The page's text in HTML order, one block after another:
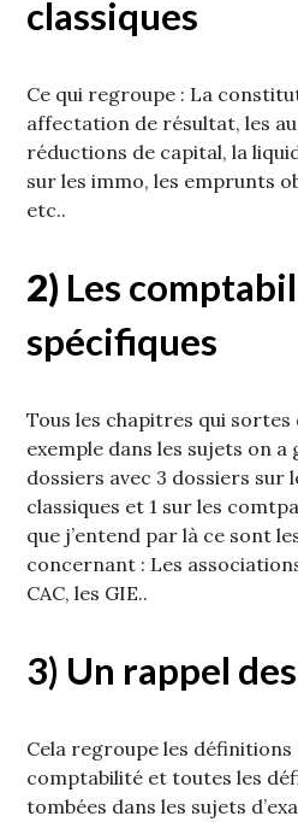
classiques
Ce qui regroupe : La
affectation de résultat, les
réductions de capital, la
sur les immo, les emprunts
etc..
2) Les
spécifiques
Tous les chapitres qui sortes
exemple dans les sujets on
dossiers avec 3 dossiers sur
classiques et 1 sur les
que j’entend par là ce sont
concernant : Les
CAC, les GIE..
3) Un rappel
Cela regroupe les
comptabilité et toutes les
tombées dans les sujets